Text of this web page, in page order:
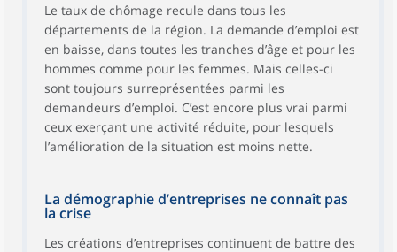
Le taux de chômage recule dans tous les
départements de la région. La demande d’emploi est
en baisse, dans toutes les tranches d’âge et pour les
hommes comme pour les femmes. Mais celles-ci
sont toujours surreprésentées parmi les
demandeurs d’emploi. C’est encore plus vrai parmi
ceux exerçant une activité réduite, pour lesquels
l’amélioration de la situation est moins nette.
La démographie d’entreprises ne connaît pas
la crise
Les créations d’entreprises continuent de battre des